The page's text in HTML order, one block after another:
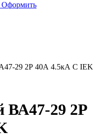
Оформить
29 2Р 40А 4.5кА С IEK
ВА47-29 2Р